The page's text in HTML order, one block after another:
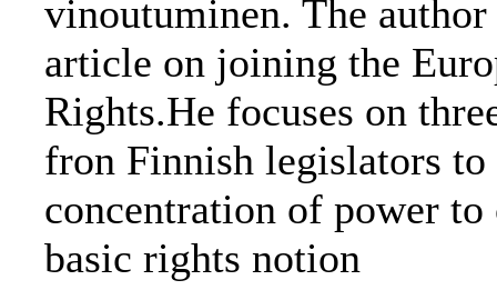
vinoutuminen. The
article on joining the
Rights.He focuses on
fron Finnish legislators
concentration of power
basic rights notion